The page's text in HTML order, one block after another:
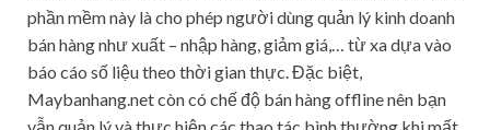
phần mềm này là cho phép người dùng quản lý kinh doanh
bán hàng như xuất – nhập hàng, giảm giá,… từ xa dựa vào
báo cáo số liệu theo thời gian thực. Đặc biệt,
Maybanhang.net còn có chế độ bán hàng offline nên bạn